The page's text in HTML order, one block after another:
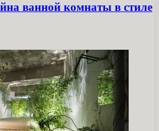
ванной комнаты в стиле